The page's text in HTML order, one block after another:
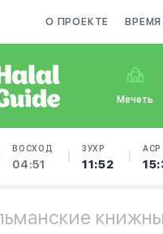
О ПРОЕКТЕ
Мечеть
ВОСХОД
04:51
ЗУХР
11:52
АСР